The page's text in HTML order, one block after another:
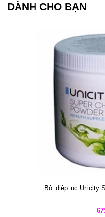
DÀNH CHO BẠN
Bột diệp lục Unicity